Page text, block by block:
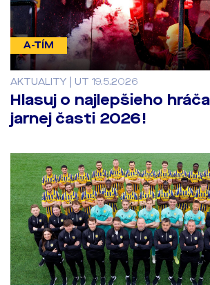
A-TÍM
AKTUALITY | UT 19.5.2026
Hlasuj o najlepšieho
jarnej časti 2026!